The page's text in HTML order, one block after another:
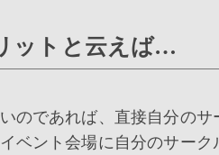
ットと云えば…
のであれば、直接自分のサ
ベント会場に自分のサーク